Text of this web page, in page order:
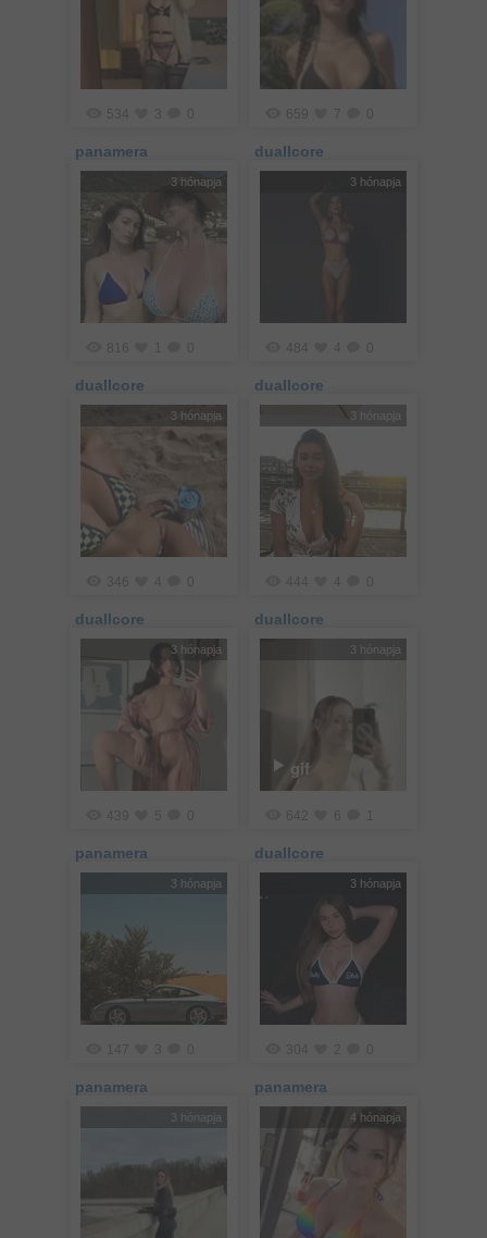
534 3
panamera
659 7
duallcore
3 hónapja
816
duallcore
3 hónapja
duallcore
3 hónapja
346
duallcore
3 hónapja
duallcore
3 hónapja
439 5
panamera
gif
3 hónapja
642 6
duallcore
3 hónapja
147 3
panamera
3 hónapja
304 2
panamera
3 hónapja 4 hónapja